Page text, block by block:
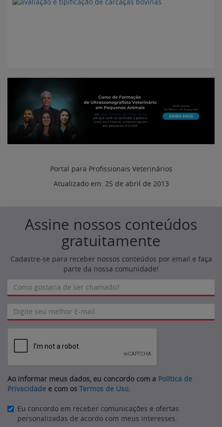
Portal para Profissionais Veterinários
Atualizado em: 25 de abril de 2013
Assine nossos conteúdos
gratuitamente
Cadastre-se para receber nossos conteúdos por email e faça
parte da nossa comunidade!
Ao informar meus dados, eu concordo com a Política de
Privacidade e com os Termos de Uso.
Eu concordo em receber comunicações e ofertas
personalizadas de acordo com meus interesses.